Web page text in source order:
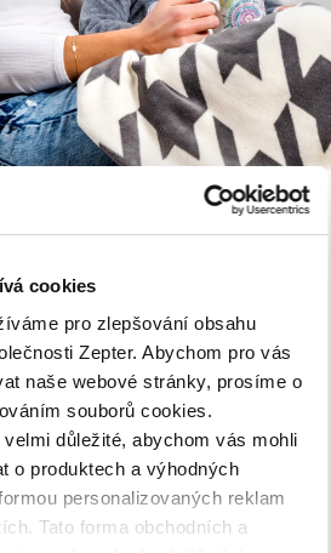
cookies
pro zlepšování obsahu
Zepter. Abychom pro vás
naše webové stránky, prosíme o
souborů cookies.
důležité, abychom vás mohli
o produktech a výhodných
personalizovaných reklam
Tato forma obchodních a
terapii používaný v nemocnicích,
wellness a sportovních centrech
BIOPTRON
®
Hyperlight je
terapie, které funguje také
a zrychluje proces hojení. Zepter
také jediným certifikovaným